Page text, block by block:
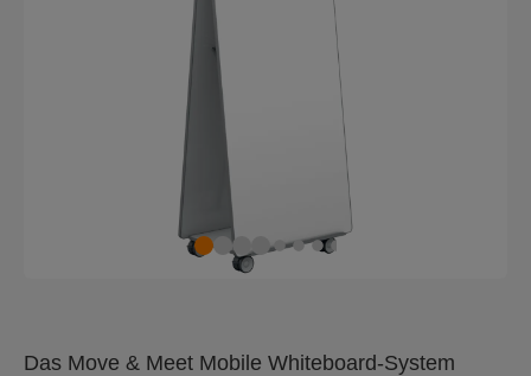
Das Move & Meet Mobile Whiteboard-System